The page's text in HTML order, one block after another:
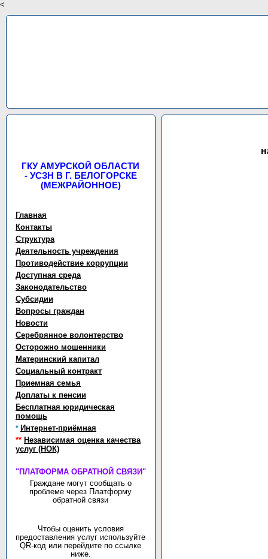
<
ГКУ АМУРСКОЙ ОБЛАСТИ
- УСЗН В Г. БЕЛОГОРСКЕ
(МЕЖРАЙОННОЕ)
Главная
Контакты
Структура
Деятельность учреждения
Противодействие коррупции
Доступная среда
Законодательство
Субсидии
Вопросы граждан
Новости
Серебрянное волонтерство
Осторожно мошенники
Материнский капитал
Социальный контракт
Приемная семья
Доплаты к пенсии
Бесплатная юридическая
помощь
* Интернет-приёмная
** Независимая оценка качества
услуг (НОК)
"ПЛАТФОРМА ОБРАТНОЙ СВЯЗИ"
Граждане могут сообщать о
проблеме через Платформу
обратной связи
Чтобы оценить условия
предоставления услуг используйте
QR-код или перейдите по ссылке
ниже.